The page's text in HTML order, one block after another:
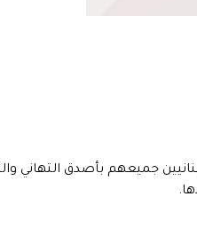
جميعهم بأصدق التهاني